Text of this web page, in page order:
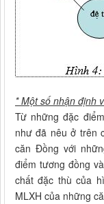
* Một số nhận định
Từ những đặc
như đã nêu ở trên
căn Đồng với
điểm tương đồng
chất đặc thù của
MLXH của những